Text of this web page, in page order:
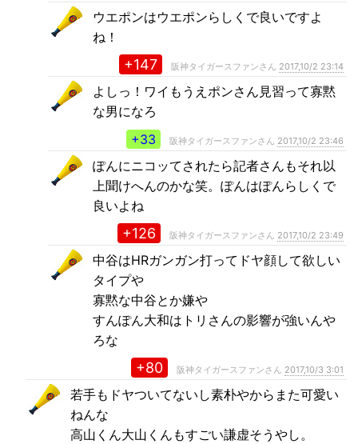
ウエポンはウエポンらしくで良いですよ
ね！
+147 阪神タイガースファンさん 2017,10/2 23:14
よしっ！ワイもうえポンさん見習って寡黙
な男になろ
+33
阪神タイガースファンさん 2017,10/2 23:46
ぽんにニコッてされたら記者さんもそれ以
上聞けへんのかな笑。ぽんはぽんらしくで
良いよね
+126 阪神タイガースファンさん 2017,10/2 23:49
中谷はHRガンガン打ってドヤ顔して欲しい
タイプや
寡黙な中谷とか嫌や
すんぽん大和はトリさんの影響が強いんや
ろな
+80 阪神タイガースファンさん 2017,10/3 3:01
若手もドヤついてないし素朴やからまた可愛い
ねんな
高山くん大山くんもすごい謙虚そうやし。